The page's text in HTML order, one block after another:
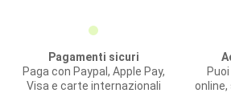
Pagamenti sicuri
Paga con Paypal, Apple Pay,
Visa e carte internazionali
online,